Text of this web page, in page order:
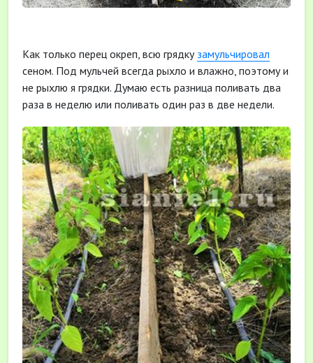
Как только перец окреп, всю грядку замульчировал
сеном. Под мульчей всегда рыхло и влажно, поэтому и
не рыхлю я грядки. Думаю есть разница поливать два
раза в неделю или поливать один раз в две недели.